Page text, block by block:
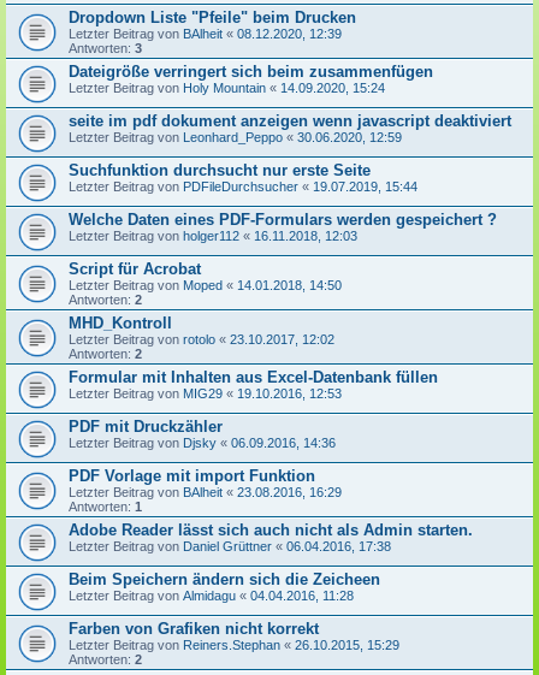
Dropdown Liste "Pfeile" beim Drucken
Letzter Beitrag von BAlheit « 08.12.2020, 12:39
Antworten: 3
Dateigröße verringert sich beim zusammenfügen
Letzter Beitrag von Holy Mountain « 14.09.2020, 15:24
seite im pdf dokument anzeigen wenn javascript deaktiviert
Letzter Beitrag von Leonhard_Peppo « 30.06.2020, 12:59
Suchfunktion durchsucht nur erste Seite
Letzter Beitrag von PDFileDurchsucher « 19.07.2019, 15:44
Welche Daten eines PDF-Formulars werden gespeichert ?
Letzter Beitrag von holger112 « 16.11.2018, 12:03
Script für Acrobat
Letzter Beitrag von Moped « 14.01.2018, 14:50
Antworten: 2
MHD_Kontroll
Letzter Beitrag von rotolo « 23.10.2017, 12:02
Antworten: 2
Formular mit Inhalten aus Excel-Datenbank füllen
Letzter Beitrag von MIG29 « 19.10.2016, 12:53
PDF mit Druckzähler
Letzter Beitrag von Djsky « 06.09.2016, 14:36
PDF Vorlage mit import Funktion
Letzter Beitrag von BAlheit « 23.08.2016, 16:29
Antworten: 1
Adobe Reader lässt sich auch nicht als Admin starten.
Letzter Beitrag von Daniel Grüttner « 06.04.2016, 17:38
Beim Speichern ändern sich die Zeicheen
Letzter Beitrag von Almidagu « 04.04.2016, 11:28
Farben von Grafiken nicht korrekt
Letzter Beitrag von Reiners.Stephan « 26.10.2015, 15:29
Antworten: 2